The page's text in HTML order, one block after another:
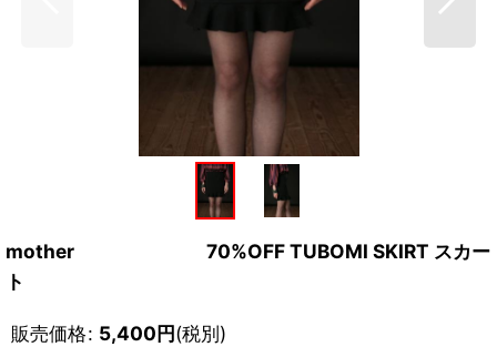
mother 70%OFF TUBOMI SKIRT スカー
ト
販売価格: 5,400円(税別)